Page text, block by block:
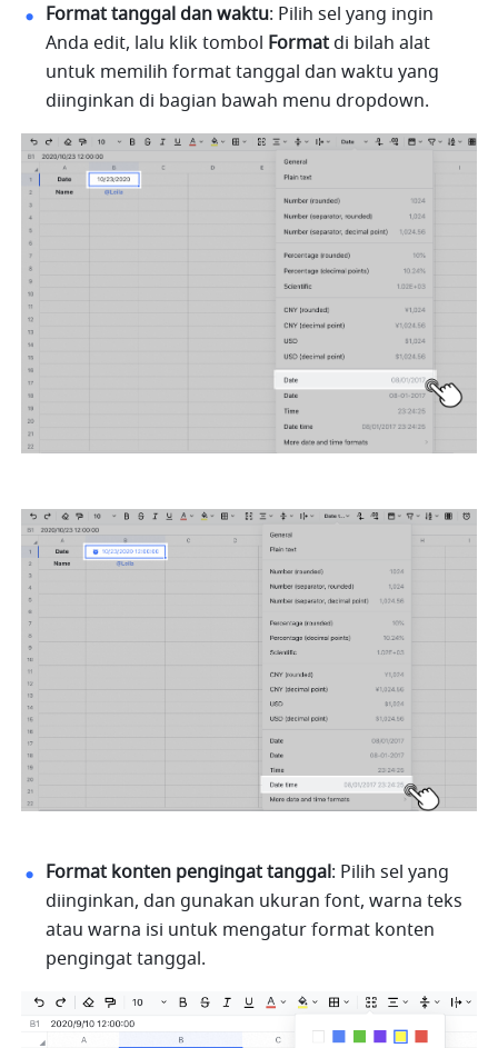
Format tanggal dan waktu: Pilih sel yang ingin
Anda edit, lalu klik tombol Format di bilah alat
untuk memilih format tanggal dan waktu yang
diinginkan di bagian bawah menu dropdown.
Format konten pengingat tanggal: Pilih sel yang
diinginkan, dan gunakan ukuran font, warna teks
atau warna isi untuk mengatur format konten
pengingat tanggal.